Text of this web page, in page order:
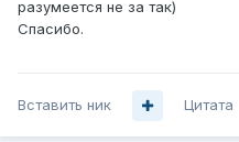
разумеется не за так)
Спасибо.
Вставить ник Цитата